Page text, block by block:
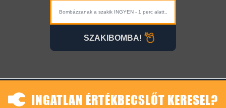
SZAKIBOMBA!
INGATLAN ÉRTÉKBECSLŐT KERESEL?